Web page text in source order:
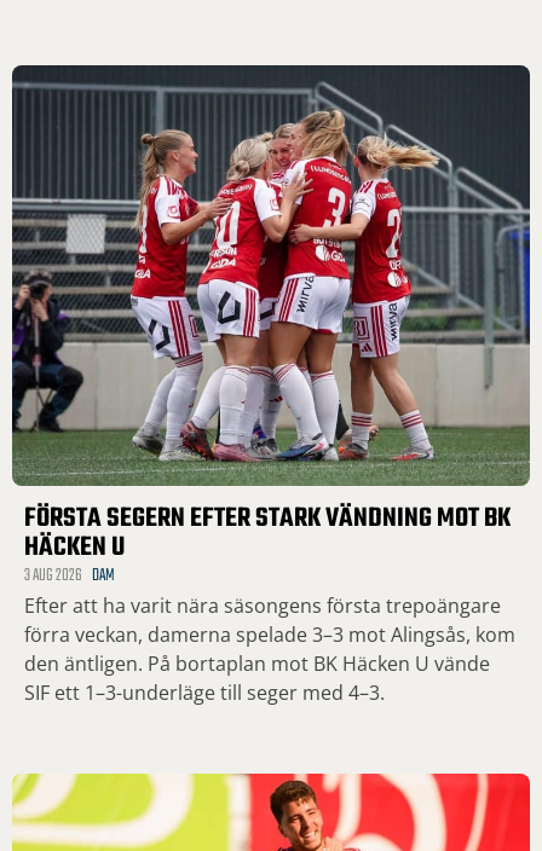
FÖRSTA SEGERN EFTER STARK VÄNDNING MOT BK
HÄCKEN U
3 AUG 2026 DAM
Efter att ha varit nära säsongens första trepoängare
förra veckan, damerna spelade 3–3 mot Alingsås, kom
den äntligen. På bortaplan mot BK Häcken U vände
SIF ett 1–3-underläge till seger med 4–3.